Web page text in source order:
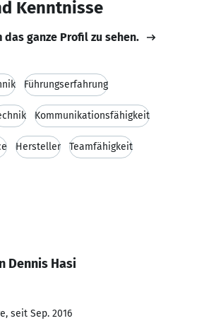
Kenntnisse
das ganze Profil zu sehen.
Führungserfahrung
Kommunikationsfähigkeit
Hersteller Teamfähigkeit
Dennis Hasi
seit Sep. 2016